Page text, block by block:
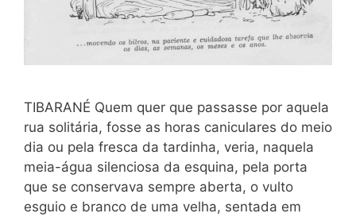
TIBARANÉ Quem quer que passasse por aquela
rua solitária, fosse as horas caniculares do meio
dia ou pela fresca da tardinha, veria, naquela
meia-água silenciosa da esquina, pela porta
que se conservava sempre aberta, o vulto
esguio e branco de uma velha, sentada em